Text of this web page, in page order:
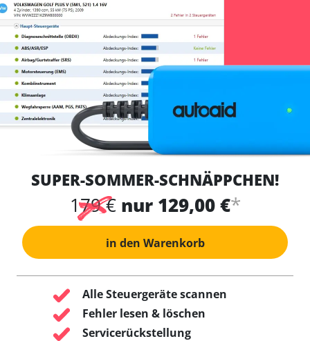
SUPER-SOMMER-SCHNÄPPCHEN!
179 € nur 129,00 €*
in den Warenkorb
Alle Steuergeräte scannen
Fehler lesen & löschen
Servicerückstellung